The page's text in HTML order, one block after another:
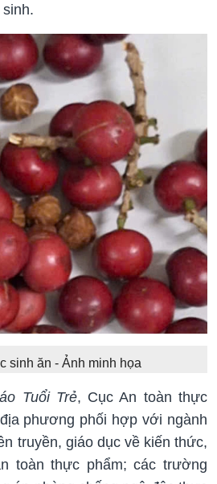
sinh ăn - Ảnh minh họa
Tuổi Trẻ, Cục An toàn thực
phương phối hợp với ngành
truyền, giáo dục về kiến thức,
toàn thực phẩm; các trường